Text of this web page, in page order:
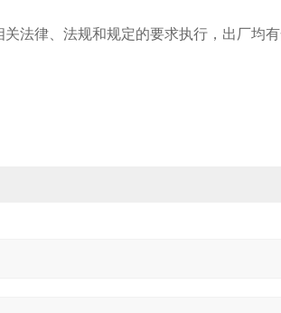
法律、法规和规定的要求执行，出厂均有